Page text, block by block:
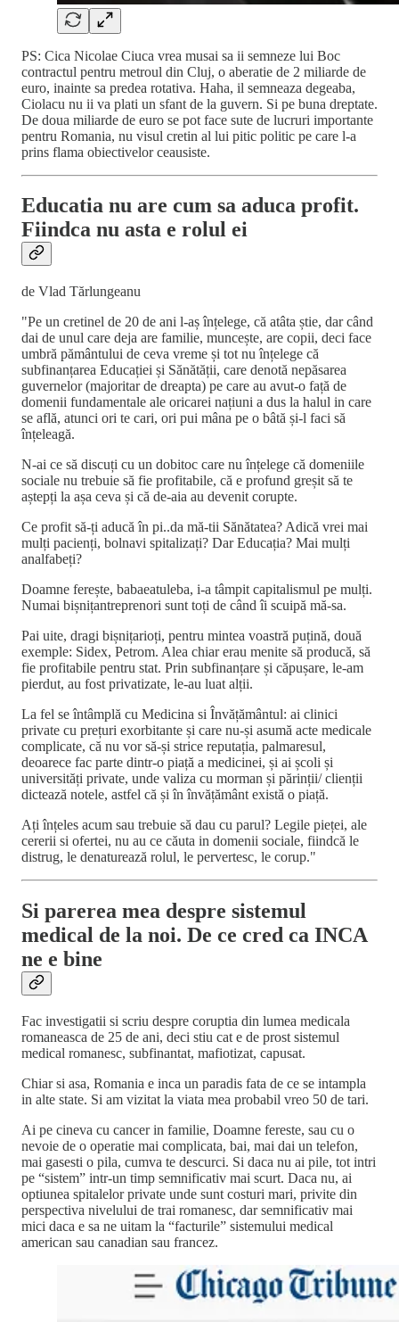
PS: Cica Nicolae Ciuca vrea musai sa ii semneze lui Boc
contractul pentru metroul din Cluj, o aberatie de 2 miliarde de
euro, inainte sa predea rotativa. Haha, il semneaza degeaba,
Ciolacu nu ii va plati un sfant de la guvern. Si pe buna dreptate.
De doua miliarde de euro se pot face sute de lucruri importante
pentru Romania, nu visul cretin al lui pitic politic pe care l-a
prins flama obiectivelor ceausiste.
Educatia nu are cum sa aduca profit.
Fiindca nu asta e rolul ei
de Vlad Tărlungeanu
"Pe un cretinel de 20 de ani l-aș înțelege, că atâta știe, dar când
dai de unul care deja are familie, muncește, are copii, deci face
umbră pământului de ceva vreme și tot nu înțelege că
subfinanțarea Educației și Sănătății, care denotă nepăsarea
guvernelor (majoritar de dreapta) pe care au avut-o față de
domenii fundamentale ale oricarei națiuni a dus la halul in care
se află, atunci ori te cari, ori pui mâna pe o bâtă și-l faci să
înțeleagă.
N-ai ce să discuți cu un dobitoc care nu înțelege că domeniile
sociale nu trebuie să fie profitabile, că e profund greșit să te
aștepți la așa ceva și că de-aia au devenit corupte.
Ce profit să-ți aducă în pi..da mă-tii Sănătatea? Adică vrei mai
mulți pacienți, bolnavi spitalizați? Dar Educația? Mai mulți
analfabeți?
Doamne ferește, babaeatuleba, i-a tâmpit capitalismul pe mulți.
Numai bișnițantreprenori sunt toți de când îi scuipă mă-sa.
Pai uite, dragi bișnițarioți, pentru mintea voastră puțină, două
exemple: Sidex, Petrom. Alea chiar erau menite să producă, să
fie profitabile pentru stat. Prin subfinanțare și căpușare, le-am
pierdut, au fost privatizate, le-au luat alții.
La fel se întâmplă cu Medicina si Învățământul: ai clinici
private cu prețuri exorbitante și care nu-și asumă acte medicale
complicate, că nu vor să-și strice reputația, palmaresul,
deoarece fac parte dintr-o piață a medicinei, și ai școli și
universități private, unde valiza cu morman și părinții/ clienții
dictează notele, astfel că și în învățământ există o piață.
Ați înțeles acum sau trebuie să dau cu parul? Legile pieței, ale
cererii si ofertei, nu au ce căuta in domenii sociale, fiindcă le
distrug, le denaturează rolul, le pervertesc, le corup."
Si parerea mea despre sistemul
medical de la noi. De ce cred ca INCA
ne e bine
Fac investigatii si scriu despre coruptia din lumea medicala
romaneasca de 25 de ani, deci stiu cat e de prost sistemul
medical romanesc, subfinantat, mafiotizat, capusat.
Chiar si asa, Romania e inca un paradis fata de ce se intampla
in alte state. Si am vizitat la viata mea probabil vreo 50 de tari.
Ai pe cineva cu cancer in familie, Doamne fereste, sau cu o
nevoie de o operatie mai complicata, bai, mai dai un telefon,
mai gasesti o pila, cumva te descurci. Si daca nu ai pile, tot intri
pe “sistem” intr-un timp semnificativ mai scurt. Daca nu, ai
optiunea spitalelor private unde sunt costuri mari, privite din
perspectiva nivelului de trai romanesc, dar semnificativ mai
mici daca e sa ne uitam la “facturile” sistemului medical
american sau canadian sau francez.